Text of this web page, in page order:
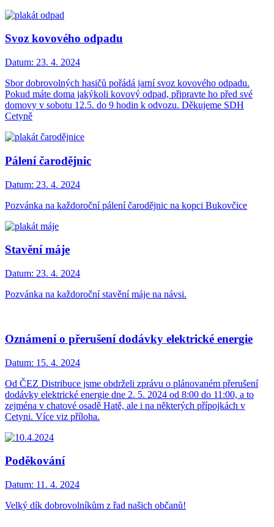
Svoz kovového odpadu
Datum: 23. 4. 2024
Sbor dobrovolných hasičů pořádá jarní svoz kovového odpadu.
Pokud máte doma jakýkoli kovový odpad, připravte ho před své
domovy v sobotu 12.5. do 9 hodin k odvozu. Děkujeme SDH
Cetyně
Pálení čarodějnic
Datum: 23. 4. 2024
Pozvánka na každoroční pálení čarodějnic na kopci Bukovčice
Stavění máje
Datum: 23. 4. 2024
Pozvánka na každoroční stavění máje na návsi.
Oznámení o přerušení dodávky elektrické energie
Datum: 15. 4. 2024
Od ČEZ Distribuce jsme obdrželi zprávu o plánovaném přerušení
dodávky elektrické energie dne 2. 5. 2024 od 8:00 do 11:00, a to
zejména v chatové osadě Hatě, ale i na některých přípojkách v
Cetyni. Více viz příloha.
Poděkování
Datum: 11. 4. 2024
Velký dík dobrovolníkům z řad našich občanů!